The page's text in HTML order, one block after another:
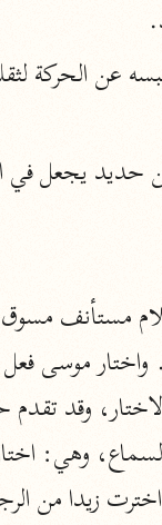
محمد الأمين الشنقيطي (١٣٩٤ هـ)
نحو ١١ مجلدًا
البقاعي (٨٨٥ هـ)
التحرير والتنوير
ابن عاشور (١٣٩٣ هـ)
نحو ٢٤ مجلدًا
المحرر الوجيز
ابن عطية (٥٤٦ هـ)
زيدا من